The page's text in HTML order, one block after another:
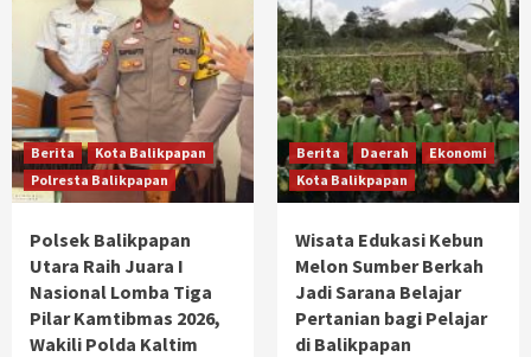
Berita
Kota Balikpapan
Polresta Balikpapan
Polsek Balikpapan
Utara Raih Juara I
Nasional Lomba Tiga
Pilar Kamtibmas 2026,
Wakili Polda Kaltim
Berita Daerah
Ekonomi
Kota Balikpapan
Wisata Edukasi Kebun
Melon Sumber Berkah
Jadi Sarana Belajar
Pertanian bagi Pelajar
di Balikpapan